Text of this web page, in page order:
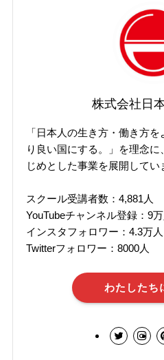
株式会社日
「日本人の生き方・働き方
り良い国にする。」を理念
じめとした事業を展開してい
スクール受講者数：4,881人
YouTubeチャンネル登録：9万
インスタフォロワー：4.3万人
Twitterフォロワー：8000人
わたしたち